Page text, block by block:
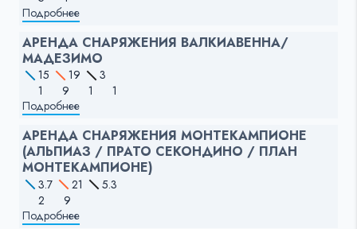
Подробнее
АРЕНДА СНАРЯЖЕНИЯ ВАЛКИАВЕННА/
МАДЕЗИМО
15 19
3
1
9 1
1
Подробнее
АРЕНДА СНАРЯЖЕНИЯ МОНТЕКАМПИОНЕ
(АЛЬПИАЗ / ПРАТО СЕКОНДИНО / ПЛАН
МОНТЕКАМПИОНЕ)
3.7 21
5.3
2
9
Подробнее